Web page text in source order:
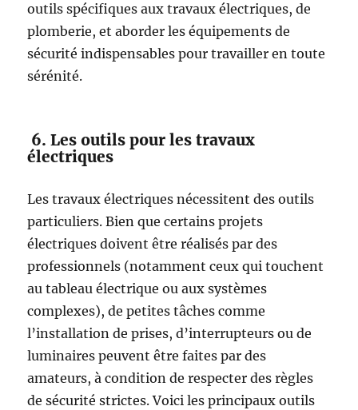
outils spécifiques aux travaux électriques, de
plomberie, et aborder les équipements de
sécurité indispensables pour travailler en toute
sérénité.
6. Les outils pour les travaux
électriques
Les travaux électriques nécessitent des outils
particuliers. Bien que certains projets
électriques doivent être réalisés par des
professionnels (notamment ceux qui touchent
au tableau électrique ou aux systèmes
complexes), de petites tâches comme
l’installation de prises, d’interrupteurs ou de
luminaires peuvent être faites par des
amateurs, à condition de respecter des règles
de sécurité strictes. Voici les principaux outils